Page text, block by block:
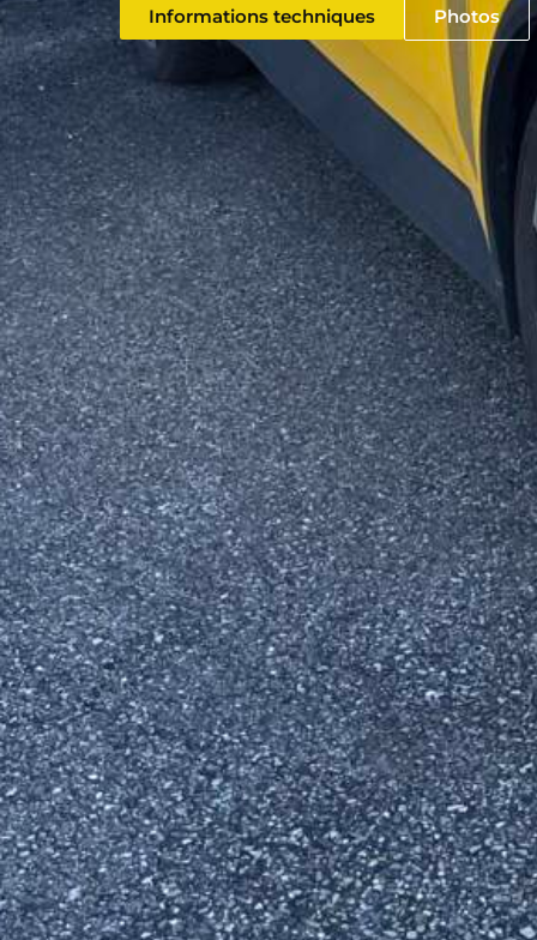
Informations techniques Photos